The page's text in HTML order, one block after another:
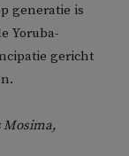
generatie is
Yoruba-
gericht
Mosima,